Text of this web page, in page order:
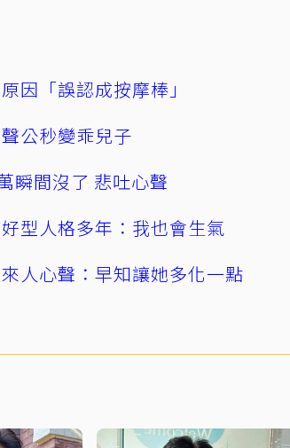
因「誤認成按摩棒」
公秒變乖兒子
瞬間沒了 悲吐心聲
型人格多年：我也會生氣
人心聲：早知讓她多化一點